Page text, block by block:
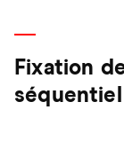
Fixation
séquentiel